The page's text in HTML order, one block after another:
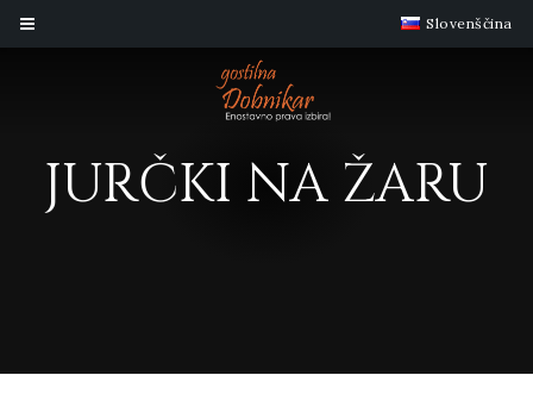
Slovenščina
JURČKI NA ŽARU